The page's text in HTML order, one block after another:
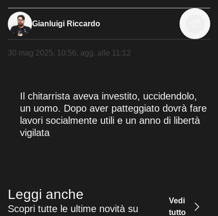
Gianluigi Riccardo
30 mag 2025, 10:56, agg. alle 11:12
Il chitarrista aveva investito, uccidendolo,
un uomo. Dopo aver patteggiato dovrà fare
lavori socialmente utili e un anno di libertà
vigilata
Leggi anche
Scopri tutte le ultime novità su
Vedi
tutto